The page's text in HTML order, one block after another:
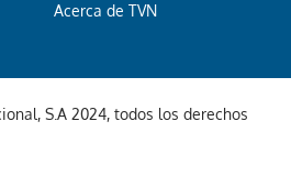
Acerca de TVN
S.A 2024, todos los derechos